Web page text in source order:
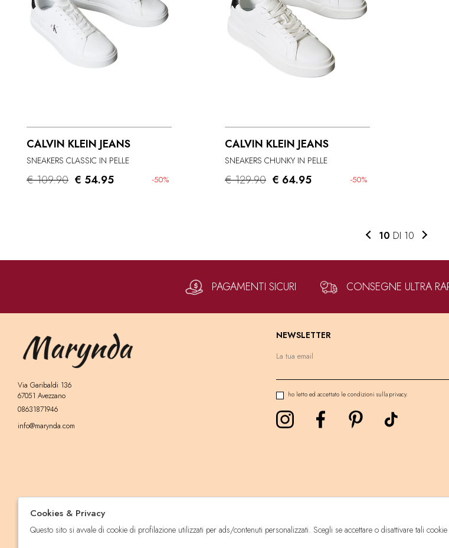
CALVIN KLEIN JEANS
SNEAKERS CLASSIC IN PELLE
€ 109.90 -50%
€ 54.95
CALVIN KLEIN JEANS
SNEAKERS CHUNKY IN PELLE
€ 129.90 -50%
€ 64.95
10 DI 10
PAGAMENTI SICURI CONSEGNE ULTRA
Via Garibaldi 136
67051 Avezzano
08631871946
info@marynda.com
NEWSLETTER
ho letto ed accettato le condizioni sulla privacy.
Cookies & Privacy
Questo sito si avvale di cookie di profilazione utilizzati per ads/contenuti personalizzati. Scegli se accettare o disattivare tali